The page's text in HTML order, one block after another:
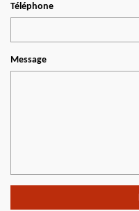
Téléphone
Message